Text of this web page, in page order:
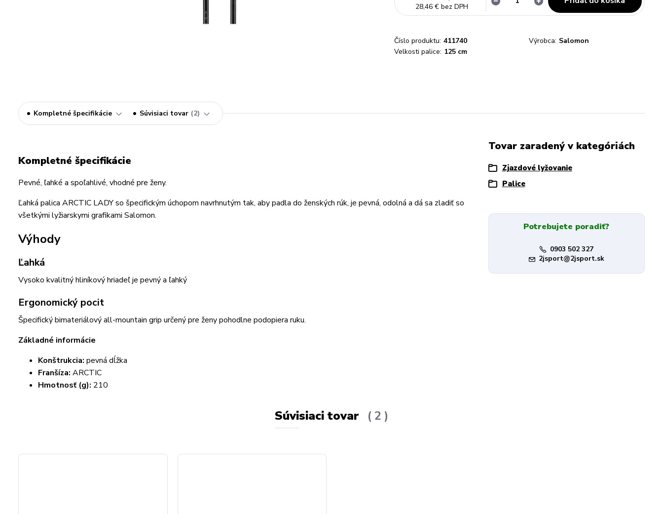
28,46 € bez DPH
Číslo produktu: 411740 Výrobca: Salomon
Velkosti palice: 125 cm
Kompletné špecifikácie Súvisiaci tovar 2
Kompletné špecifikácie
Pevné, ľahké a spoľahlivé, vhodné pre ženy.
Ľahká palica ARCTIC LADY so špecifickým úchopom navrhnutým tak, aby padla do ženských rúk, je pevná, odolná a dá sa zladiť so
všetkými lyžiarskymi grafikami Salomon.
Výhody
Ľahká
Vysoko kvalitný hliníkový hriadeľ je pevný a ľahký
Ergonomický pocit
Špecifický bimateriálový all-mountain grip určený pre ženy pohodlne podopiera ruku.
Základné informácie
Konštrukcia: pevná dĺžka
Franšíza: ARCTIC
Hmotnosť (g): 210
Tovar zaradený v kategóriách
Zjazdové lyžovanie
Palice
Potrebujete poradiť?
0903 502 327
2jsport@2jsport.sk
Súvisiaci tovar 2